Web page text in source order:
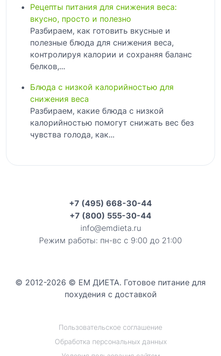
Рецепты питания для снижения веса:
вкусно, просто и полезно
Разбираем, как готовить вкусные и
полезные блюда для снижения веса,
контролируя калории и сохраняя баланс
белков,...
Блюда с низкой калорийностью для
снижения веса
Разбираем, какие блюда с низкой
калорийностью помогут снижать вес без
чувства голода, как...
+7 (495) 668-30-44
+7 (800) 555-30-44
info@emdieta.ru
Режим работы: пн-вс с 9:00 до 21:00
© 2012-2026 © ЕМ ДИЕТА. Готовое питание для
похудения с доставкой
Пользовательское соглашение
Обработка персональных данных